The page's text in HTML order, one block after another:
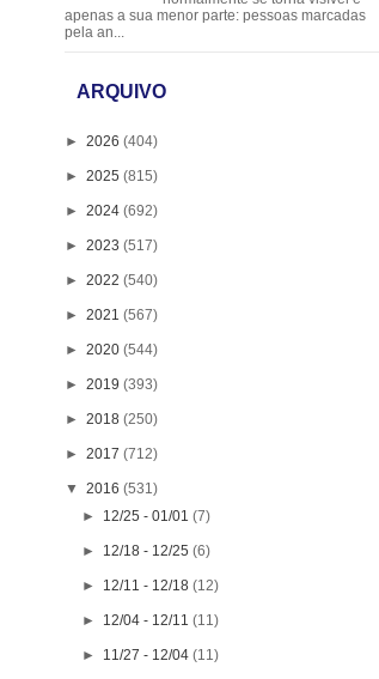
apenas a sua menor parte: pessoas marcadas
pela an...
ARQUIVO
► 2026 (404)
► 2025 (815)
► 2024 (692)
► 2023 (517)
► 2022 (540)
► 2021 (567)
► 2020 (544)
► 2019 (393)
► 2018 (250)
► 2017 (712)
▼ 2016 (531)
► 12/25 - 01/01(7)
► 12/18 - 12/25(6)
► 12/11 - 12/18(12)
► 12/04 - 12/11(11)
► 11/27 - 12/04(11)